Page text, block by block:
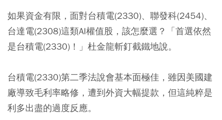
如果資金有限，面對台積電(2330)、聯發科(2454)、
台達電(2308)這類AI權值股，該怎麼選？「首選依然
是台積電(2330)！」杜金龍斬釘截鐵地說。
台積電(2330)第二季法說會基本面極佳，雖因美國建
廠導致毛利率略修，遭到外資大幅提款，但這純粹是
利多出盡的過度反應。